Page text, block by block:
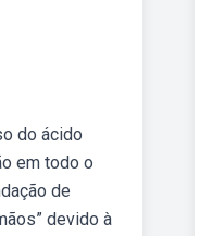
do ácido
em todo o
de
devido à